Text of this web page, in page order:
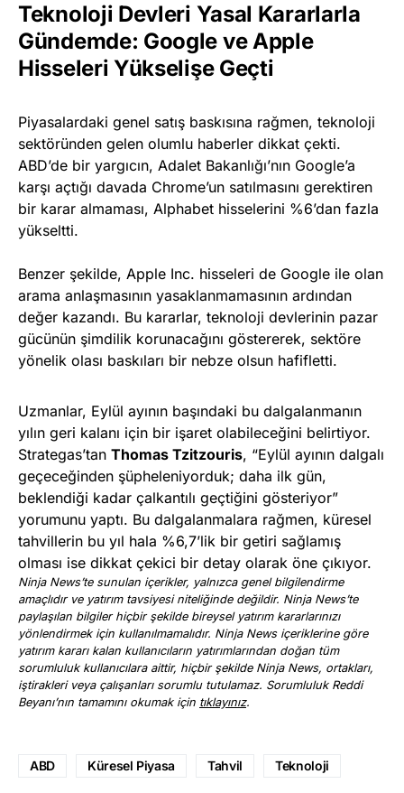
Teknoloji Devleri Yasal Kararlarla
Gündemde: Google ve Apple
Hisseleri Yükselişe Geçti
Piyasalardaki genel satış baskısına rağmen, teknoloji
sektöründen gelen olumlu haberler dikkat çekti.
ABD’de bir yargıcın, Adalet Bakanlığı’nın Google’a
karşı açtığı davada Chrome’un satılmasını gerektiren
bir karar almaması, Alphabet hisselerini %6’dan fazla
yükseltti.
Benzer şekilde, Apple Inc. hisseleri de Google ile olan
arama anlaşmasının yasaklanmamasının ardından
değer kazandı. Bu kararlar, teknoloji devlerinin pazar
gücünün şimdilik korunacağını göstererek, sektöre
yönelik olası baskıları bir nebze olsun hafifletti.
Uzmanlar, Eylül ayının başındaki bu dalgalanmanın
yılın geri kalanı için bir işaret olabileceğini belirtiyor.
Strategas’tan Thomas Tzitzouris, “Eylül ayının dalgalı
geçeceğinden şüpheleniyorduk; daha ilk gün,
beklendiği kadar çalkantılı geçtiğini gösteriyor”
yorumunu yaptı. Bu dalgalanmalara rağmen, küresel
tahvillerin bu yıl hala %6,7’lik bir getiri sağlamış
olması ise dikkat çekici bir detay olarak öne çıkıyor.
Ninja News’te sunulan içerikler, yalnızca genel bilgilendirme
amaçlıdır ve yatırım tavsiyesi niteliğinde değildir. Ninja News’te
paylaşılan bilgiler hiçbir şekilde bireysel yatırım kararlarınızı
yönlendirmek için kullanılmamalıdır. Ninja News içeriklerine göre
yatırım kararı kalan kullanıcıların yatırımlarından doğan tüm
sorumluluk kullanıcılara aittir, hiçbir şekilde Ninja News, ortakları,
iştirakleri veya çalışanları sorumlu tutulamaz. Sorumluluk Reddi
Beyanı’nın tamamını okumak için tıklayınız.
ABD Küresel Piyasa Tahvil Teknoloji